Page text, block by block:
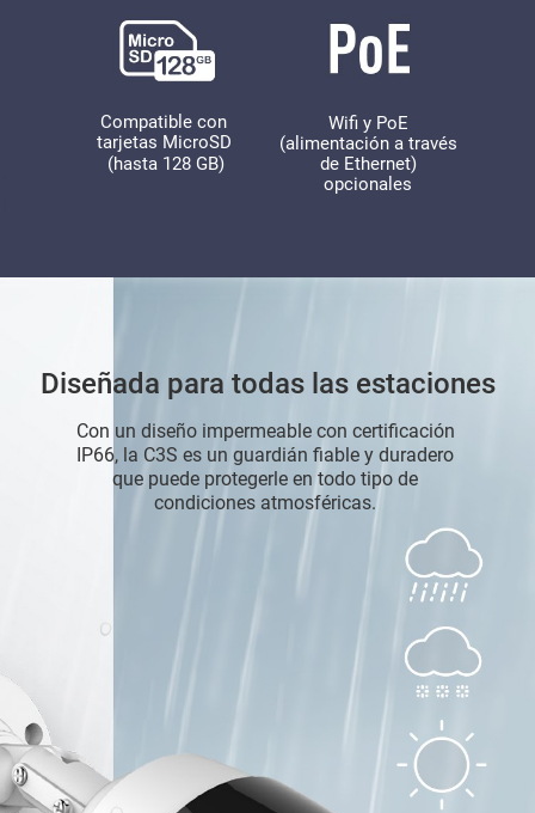
Compatible con
tarjetas MicroSD
Wifi y PoE
(alimentación a través
de Ethernet)
opcionales
(hasta 128 GB)
Diseñada para todas las estaciones
Con un diseño impermeable con certificación
IP66, la C3S es un guardián fiable y duradero
que puede protegerle en todo tipo de
condiciones atmosféricas.